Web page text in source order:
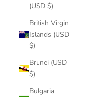
(USD $)
British Virgin
Islands (USD
$)
Brunei (USD
$)
Bulgaria